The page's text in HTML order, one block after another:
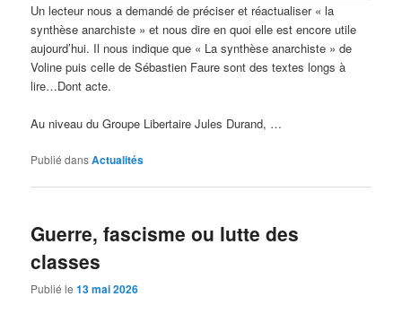
Un lecteur nous a demandé de préciser et réactualiser « la
synthèse anarchiste » et nous dire en quoi elle est encore utile
aujourd’hui. Il nous indique que « La synthèse anarchiste » de
Voline puis celle de Sébastien Faure sont des textes longs à
lire…Dont acte.
Au niveau du Groupe Libertaire Jules Durand, …
Publié dansActualités
Guerre, fascisme ou lutte des
classes
Publié le13 mai 2026